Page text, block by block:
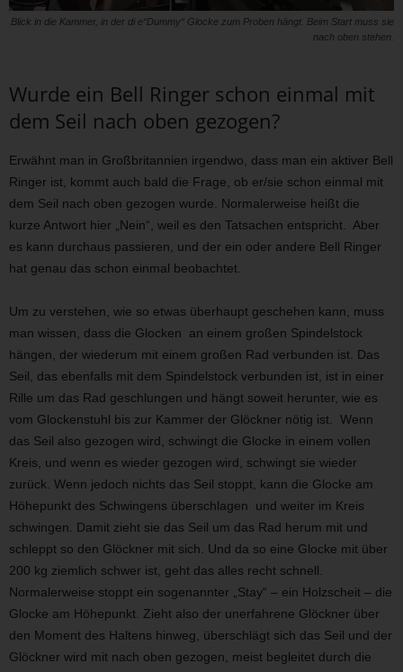
Blick in die Kammer, in der di e“Dummy“ Glocke zum Proben hängt. Beim Start muss sie
nach oben stehen.
Wurde ein Bell Ringer schon einmal mit
dem Seil nach oben gezogen?
Erwähnt man in Großbritannien irgendwo, dass man ein aktiver Bell
Ringer ist, kommt auch bald die Frage, ob er/sie schon einmal mit
dem Seil nach oben gezogen wurde. Normalerweise heißt die
kurze Antwort hier „Nein“, weil es den Tatsachen entspricht. Aber
es kann durchaus passieren, und der ein oder andere Bell Ringer
hat genau das schon einmal beobachtet.
Um zu verstehen, wie so etwas überhaupt geschehen kann, muss
man wissen, dass die Glocken an einem großen Spindelstock
hängen, der wiederum mit einem großen Rad verbunden ist. Das
Seil, das ebenfalls mit dem Spindelstock verbunden ist, ist in einer
Rille um das Rad geschlungen und hängt soweit herunter, wie es
vom Glockenstuhl bis zur Kammer der Glöckner nötig ist. Wenn
das Seil also gezogen wird, schwingt die Glocke in einem vollen
Kreis, und wenn es wieder gezogen wird, schwingt sie wieder
zurück. Wenn jedoch nichts das Seil stoppt, kann die Glocke am
Höhepunkt des Schwingens überschlagen und weiter im Kreis
schwingen. Damit zieht sie das Seil um das Rad herum mit und
schleppt so den Glöckner mit sich. Und da so eine Glocke mit über
200 kg ziemlich schwer ist, geht das alles recht schnell.
Normalerweise stoppt ein sogenannter „Stay“ – ein Holzscheit – die
Glocke am Höhepunkt. Zieht also der unerfahrene Glöckner über
den Moment des Haltens hinweg, überschlägt sich das Seil und der
Glöckner wird mit nach oben gezogen, meist begleitet durch die